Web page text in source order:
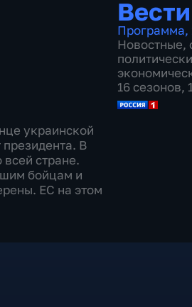
украинской
В
стране.
бойцам и
ЕС на этом
Вести
Программа,
Новостные,
16 сезонов,